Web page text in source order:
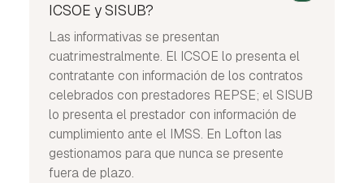
ICSOE y SISUB?
Las informativas se presentan
cuatrimestralmente. El ICSOE lo presenta el
contratante con información de los contratos
celebrados con prestadores REPSE; el SISUB
lo presenta el prestador con información de
cumplimiento ante el IMSS. En Lofton las
gestionamos para que nunca se presente
fuera de plazo.